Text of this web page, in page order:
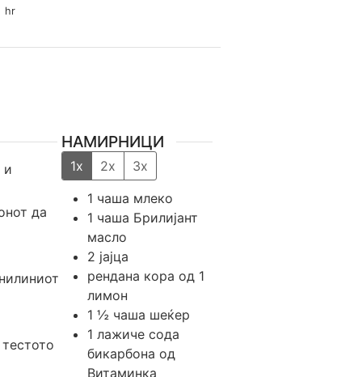
hour
hr
и
да
НАМИРНИЦИ
1x 2x
3x
1 чаша млеко
1 чаша Брилијант
масло
2 јајца
рендана кора од 1
лимон
1 ½ чаша шеќер
1 лажиче сода
бикарбона од
Витаминка